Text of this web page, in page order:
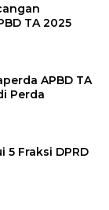
TA 2025
APBD TA
Perda
5 Fraksi DPRD